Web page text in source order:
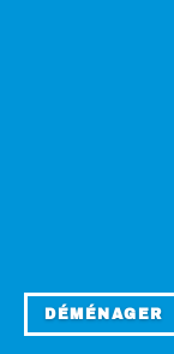
DÉMÉNAGER